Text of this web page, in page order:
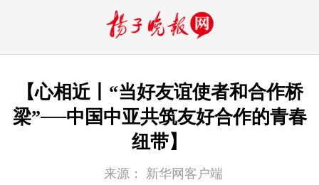
【心相近丨“当好友谊使者和合作桥
梁”──中国中亚共筑友好合作的青春
纽带】
来源：
新华网客户端